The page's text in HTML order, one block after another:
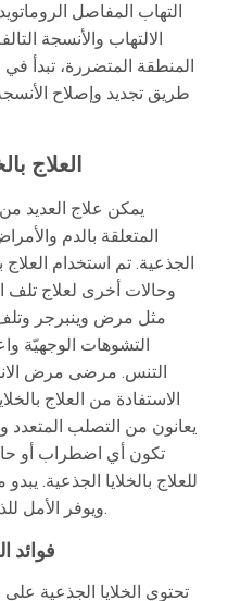
التهاب المفاصل
الالتهاب والأنسجة
المنطقة المتضررة، تبدأ في
طريق تجديد وإصلاح
العلاج
يمكن علاج العديد
المتعلقة بالدم
الجذعية. تم استخدام
وحالات أخرى لعلاج
مثل مرض وينبرجر
التشوهات الوجهيّة
التنس. مرضى مرض
الاستفادة من العلاج
يعانون من التصلب
تكون أي اضطراب أو
للعلاج بالخلايا الجذعية.
ويوفر الأمل للذين يعانون من العديد من الأمراض.
فوائد
تحتوي الخلايا الجذعية